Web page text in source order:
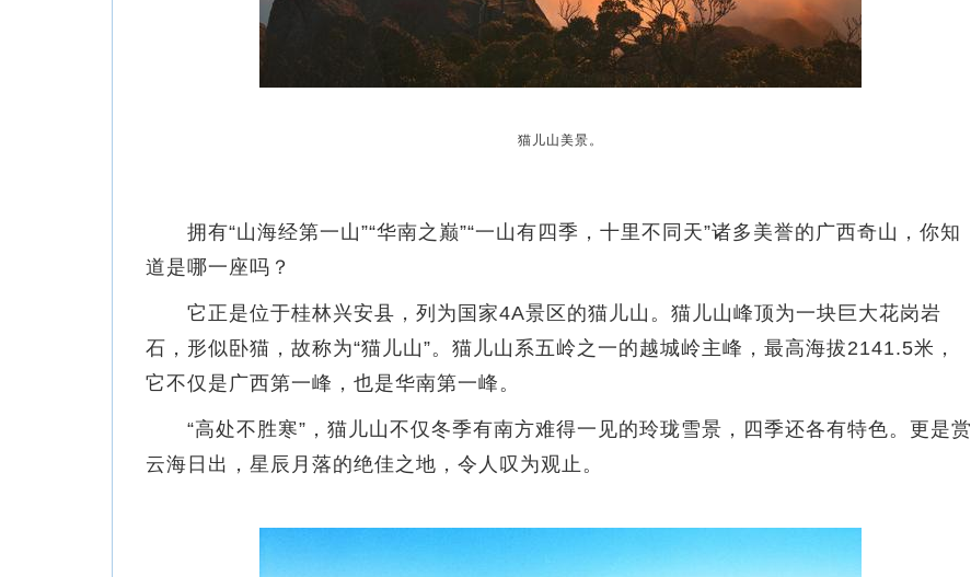
猫儿山美景。
拥有“山海经第一山”“华南之巅”“一山有四季，十里不同天”诸多美誉的广西奇山，你知
道是哪一座吗？
它正是位于桂林兴安县，列为国家4A景区的猫儿山。猫儿山峰顶为一块巨大花岗岩
石，形似卧猫，故称为“猫儿山”。猫儿山系五岭之一的越城岭主峰，最高海拔2141.5米，
它不仅是广西第一峰，也是华南第一峰。
“高处不胜寒”，猫儿山不仅冬季有南方难得一见的玲珑雪景，四季还各有特色。更是赏
云海日出，星辰月落的绝佳之地，令人叹为观止。